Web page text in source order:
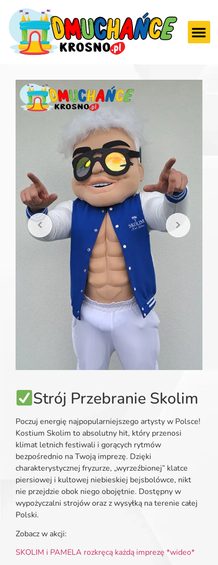
Strój Przebranie Skolim
Poczuj energię najpopularniejszego artysty w Polsce!
Kostium Skolim to absolutny hit, który przenosi
klimat letnich festiwali i gorących rytmów
bezpośrednio na Twoją imprezę. Dzięki
charakterystycznej fryzurze, „wyrzeźbionej” klatce
piersiowej i kultowej niebieskiej bejsbolówce, nikt
nie przejdzie obok niego obojętnie. Dostępny w
wypożyczalni strojów oraz z wysyłką na terenie całej
Polski.
Zobacz w akcji:
SKOLIM i PAMELA rozkręcą każdą imprezę *wideo*